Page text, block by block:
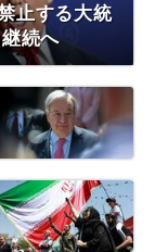
止する大統
続へ